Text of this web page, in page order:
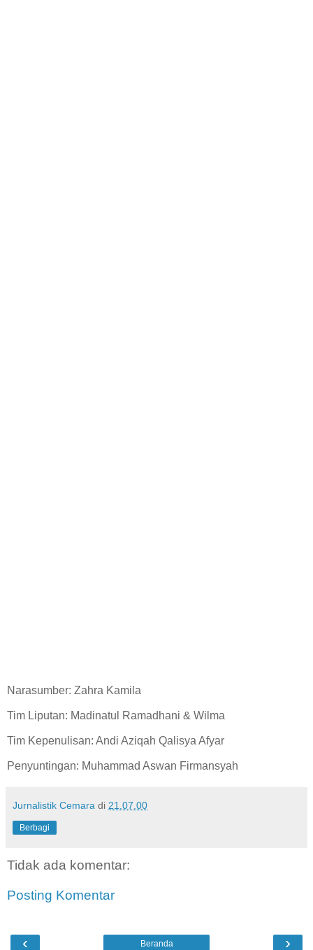
Narasumber: Zahra Kamila
Tim Liputan: Madinatul Ramadhani & Wilma
Tim Kepenulisan: Andi Aziqah Qalisya Afyar
Penyuntingan: Muhammad Aswan Firmansyah
Jurnalistik Cemara di 21.07.00
Berbagi
Tidak ada komentar:
Posting Komentar
‹ ›
Beranda